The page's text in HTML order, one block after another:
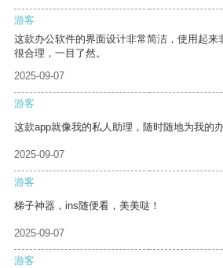
游客
这款办公软件的界面设计非常简洁，使用起来
很合理，一目了然。
2025-09-07
游客
这款app就像我的私人助理，随时随地为我的
2025-09-07
游客
梯子神器，ins随便看，美美哒！
2025-09-07
游客